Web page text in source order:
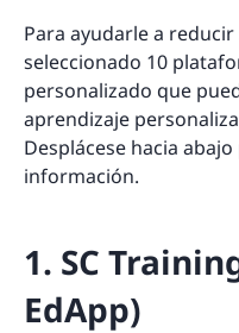
Para ayudarle a
seleccionado 10
personalizado que
aprendizaje
Desplácese hacia
información.
1. SC
EdApp)